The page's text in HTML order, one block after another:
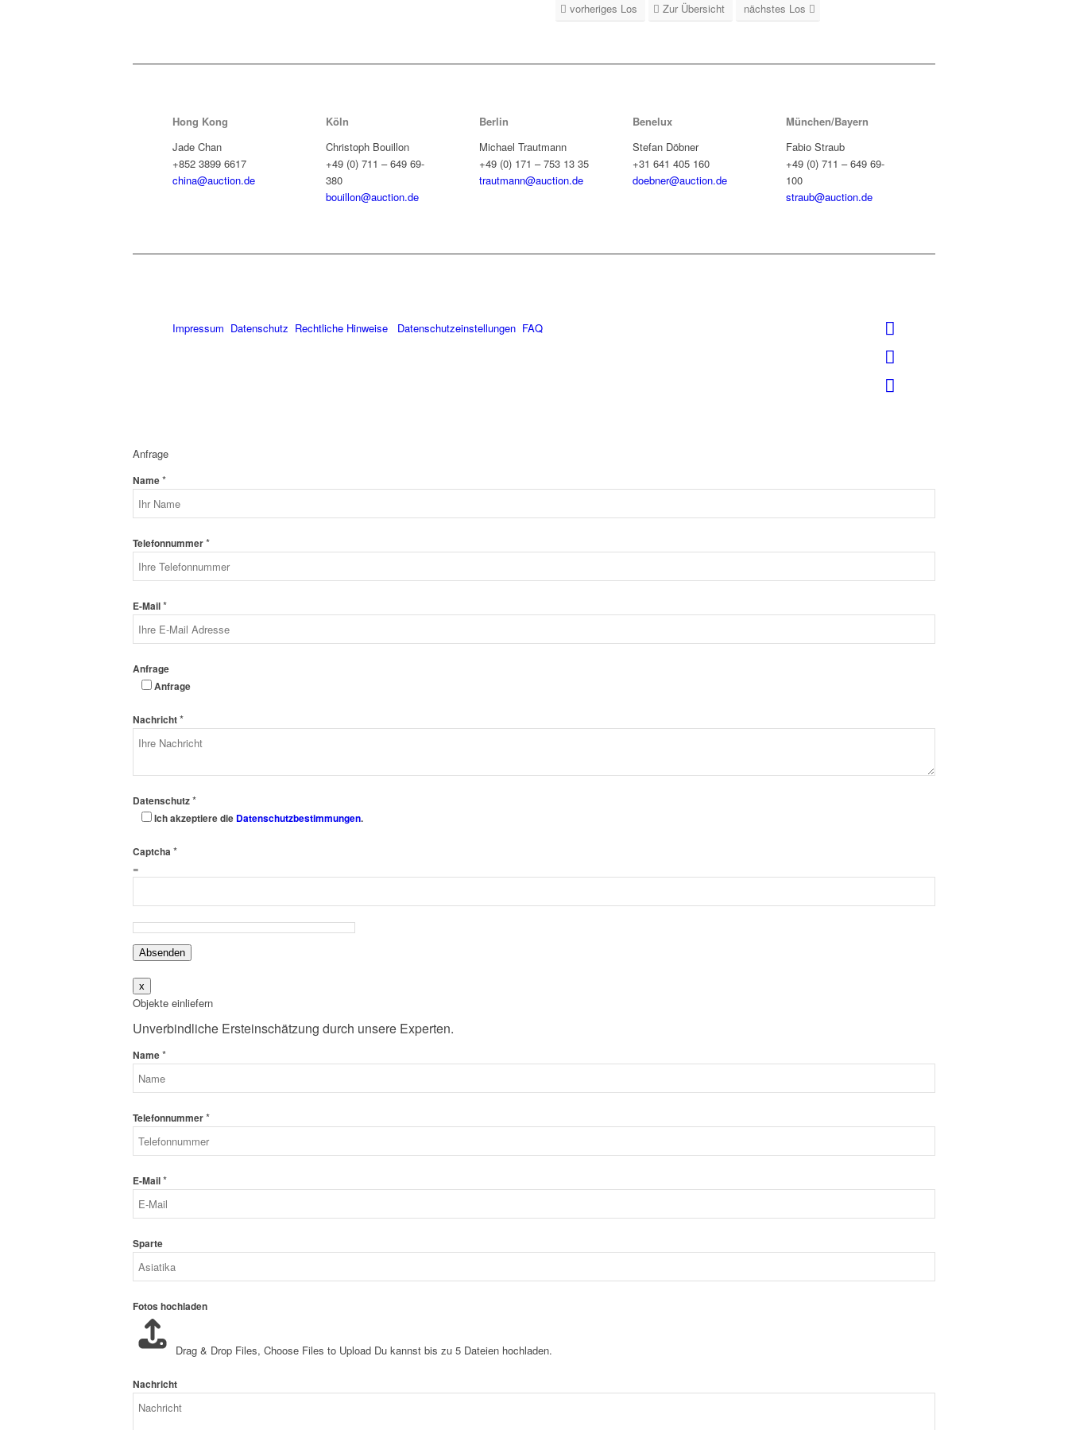
vorheriges Los Zur Übersicht nächstes Los
Hong Kong
Jade Chan
+852 3899 6617
china@auction.de
Köln
Christoph Bouillon
+49 (0) 711 – 649 69-
380
bouillon@auction.de
Berlin
Michael Trautmann
+49 (0) 171 – 753 13 35
trautmann@auction.de
Benelux
Stefan Döbner
+31 641 405 160
doebner@auction.de
München/Bayern
Fabio Straub
+49 (0) 711 – 649 69-
100
straub@auction.de
Impressum Datenschutz Rechtliche Hinweise Datenschutzeinstellungen FAQ
Anfrage
Name*
Telefonnummer*
E-Mail*
Anfrage
Anfrage
Nachricht*
Datenschutz*
Ich akzeptiere die Datenschutzbestimmungen.
Captcha *
=
Absenden
x
Objekte einliefern
Unverbindliche Ersteinschätzung durch unsere Experten.
Name*
Telefonnummer*
E-Mail*
Sparte
Fotos hochladen
Drag & Drop Files, Choose Files to Upload Du kannst bis zu 5 Dateien hochladen.
Nachricht